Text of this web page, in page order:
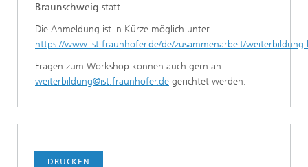
Braunschweig statt.
Die Anmeldung ist in Kürze möglich unter
https://www.ist.fraunhofer.de/de/zusammenarbeit/
Fragen zum Workshop können auch gern an
weiterbildung@ist.fraunhofer.de gerichtet werden.
DRUCKEN